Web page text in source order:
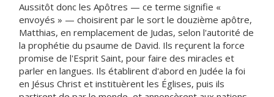
Aussitôt donc les Apôtres — ce terme signifie «
envoyés » — choisirent par le sort le douzième apôtre,
Matthias, en remplacement de Judas, selon l'autorité de
la prophétie du psaume de David. Ils reçurent la force
promise de l'Esprit Saint, pour faire des miracles et
parler en langues. Ils établirent d'abord en Judée la foi
en Jésus Christ et instituèrent les Églises, puis ils